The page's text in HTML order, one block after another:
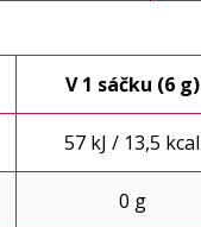
V 1 sáčku (6 g)
57 kJ / 13,5 kcal
0 g